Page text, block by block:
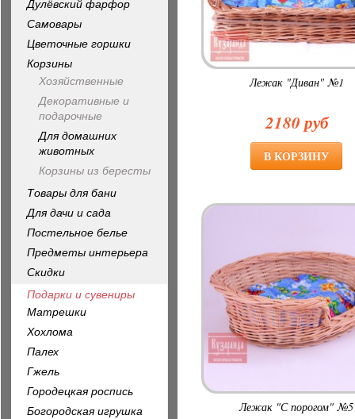
Лежак "Диван" №1
2180 руб
Лежак "С порогом" №5
Дулёвский фарфор
Самовары
Цветочные горшки
Корзины
Хозяйственные
Декоративные и
подарочные
Для домашних
животных
Корзины из бересты
Товары для бани
Для дачи и сада
Постельное белье
Предметы интерьера
Скидки
Подарки и сувениры
Матрешки
Хохлома
Палех
Гжель
Городецкая роспись
Богородская игрушка